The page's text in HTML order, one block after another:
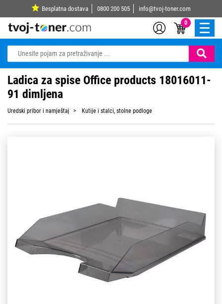
Besplatna dostava 0800 200 505 info@tvoj-toner.com
0
Ladica za spise Office products 18016011-
91 dimljena
Uredski pribor i namještaj Kutije i stalci, stolne podloge